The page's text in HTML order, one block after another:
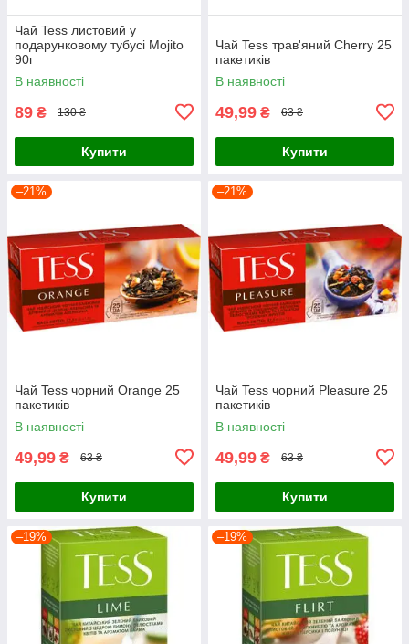
Чай Tess листовий у
подарунковому тубусі Mojito
90г
В наявності
89 ₴ 130 ₴
Купити
Чай Tess трав'яний Cherry 25
пакетиків
В наявності
49,99 ₴ 63 ₴
Купити
–21%
Чай Tess чорний Orange 25
пакетиків
В наявності
49,99 ₴ 63 ₴
Купити
–21%
Чай Tess чорний Pleasure 25
пакетиків
В наявності
49,99 ₴ 63 ₴
Купити
–19% –19%